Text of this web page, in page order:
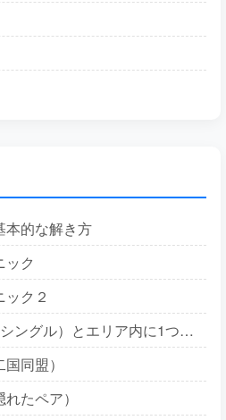
本的な解き方
ック
ク２
とエリア内に1つ（隠れたシングル）
同盟）
たペア）